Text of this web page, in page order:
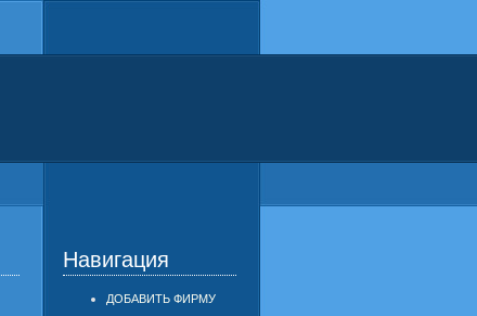
Навигация
ДОБАВИТЬ ФИРМУ